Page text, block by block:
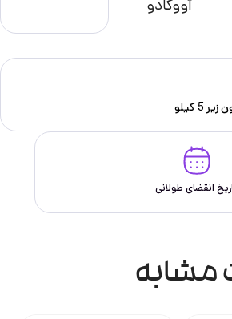
آووکادو
انقضای طولانی
مشابه